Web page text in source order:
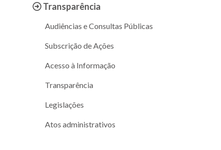
Transparência
Audiências e Consultas Públicas
Subscrição de Ações
Acesso à Informação
Transparência
Legislações
Atos administrativos